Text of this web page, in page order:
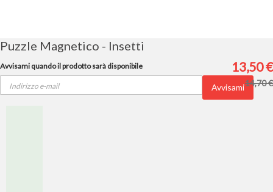
galleria
di
immagini
Puzzle Magnetico - Insetti
13,50 €
14,70 €
Avvisami quando il prodotto sarà disponibile
Avvisami